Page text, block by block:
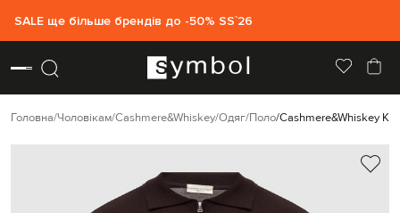
SALE ще більше брендів до -50% SS`26
Головна Чоловікам Cashmere&Whiskey Одяг Поло Cashmere&Whiskey